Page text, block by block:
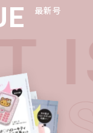
最新号